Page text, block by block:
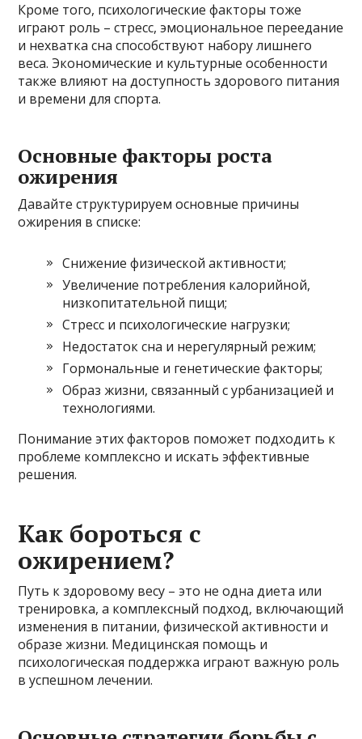
Кроме того, психологические факторы тоже
играют роль – стресс, эмоциональное переедание
и нехватка сна способствуют набору лишнего
веса. Экономические и культурные особенности
также влияют на доступность здорового питания
и времени для спорта.
Основные факторы роста
ожирения
Давайте структурируем основные причины
ожирения в списке:
Снижение физической активности;
Увеличение потребления калорийной,
низкопитательной пищи;
Стресс и психологические нагрузки;
Недостаток сна и нерегулярный режим;
Гормональные и генетические факторы;
Образ жизни, связанный с урбанизацией и
технологиями.
Понимание этих факторов поможет подходить к
проблеме комплексно и искать эффективные
решения.
Как бороться с
ожирением?
Путь к здоровому весу – это не одна диета или
тренировка, а комплексный подход, включающий
изменения в питании, физической активности и
образе жизни. Медицинская помощь и
психологическая поддержка играют важную роль
в успешном лечении.